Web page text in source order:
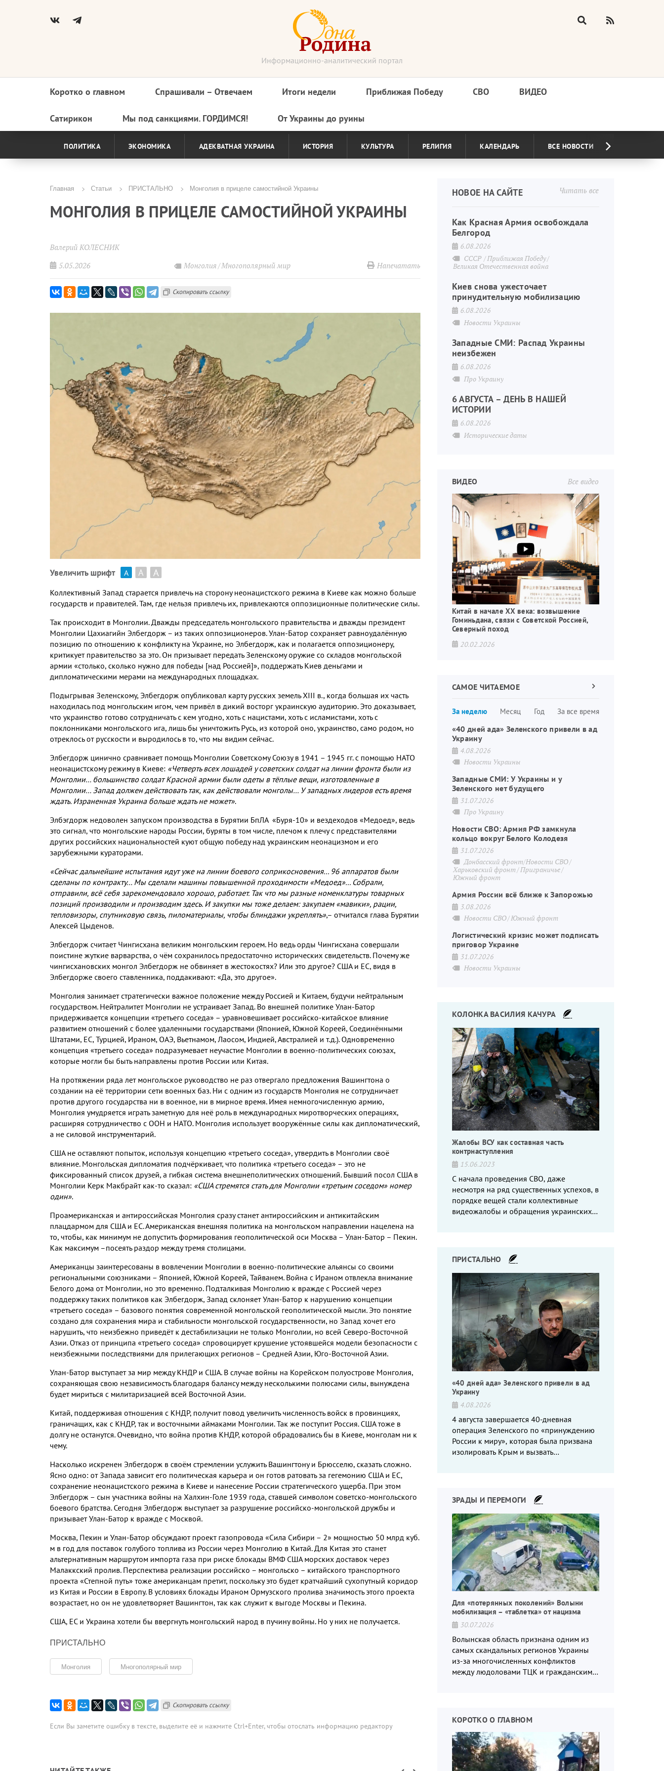
Информационно-аналитический портал
Основная
навигация
Коротко о главном Спрашивали – Отвечаем Итоги недели Приближая Победу СВО ВИДЕО
Сатирикон Мы под санкциями. ГОРДИМСЯ! От Украины до руины
ПОЛИТИКА ЭКОНОМИКА АДЕКВАТНАЯ УКРАИНА ИСТОРИЯ КУЛЬТУРА РЕЛИГИЯ КАЛЕНДАРЬ ВСЕ НОВОСТИ
Строка
навигации
Главная Статьи ПРИСТАЛЬНО Монголия в прицеле самостийной Украины
МОНГОЛИЯ В ПРИЦЕЛЕ САМОСТИЙНОЙ УКРАИНЫ
Валерий КОЛЕСНИК
5.05.2026
Монголия Многополярный мир Напечатать
Скопировать ссылку
Увеличить шрифт А А А
Коллективный Запад старается привлечь на сторону неонацистского режима в Киеве как можно больше
государств и правителей.Там, где нельзя привлечь их, привлекаются оппозиционные политические силы.
Так происходит в Монголии. Дважды председатель монгольского правительства и дважды президент
Монголии Цахиагийн Элбегдорж – из таких оппозиционеров.Улан-Батор сохраняет равноудалённую
позицию по отношению к конфликту на Украине, но Элбегдорж, как и полагается оппозиционеру,
критикует правительство за это.Он призывает передать Зеленскому оружие со складов монгольской
армии «столько, сколько нужно для победы [над Россией]», поддержать Киев деньгами и
дипломатическими мерами на международных площадках.
Подыгрывая Зеленскому, Элбегдорж опубликовал карту русских земель XIII в., когда большая их часть
находилась под монгольским игом, чем привёл в дикий восторг украинскую аудиторию.Это доказывает,
что украинство готово сотрудничать с кем угодно, хоть с нацистами, хоть с исламистами, хоть с
поклонниками монгольского ига, лишь бы уничтожить Русь, из которой оно, украинство, само родом, но
отреклось от русскости и выродилось в то, что мы видим сейчас.
Элбегдорж цинично сравнивает помощь Монголии Советскому Союзу в 1941 – 1945 гг.с помощью НАТО
неонацистскому режиму в Киеве: «Четверть всех лошадей у советских солдат на линии фронта были из
Монголии… большинство солдат Красной армии были одеты в тёплые вещи, изготовленные в
Монголии… Запад должен действовать так, как действовали монголы… У западных лидеров есть время
ждать. Израненная Украина больше ждать не может».
Элбэгдорж недоволен запуском производства в Бурятии БпЛА «Буря-10» и вездеходов «Медоед», ведь
это сигнал, что монгольские народы России, буряты в том числе, плечом к плечу с представителями
других российских национальностей куют общую победу над украинским неонацизмом и его
зарубежными кураторами.
«Сейчас дальнейшие испытания идут уже на линии боевого соприкосновения... 96 аппаратов были
сделаны по контракту… Мы сделали машины повышенной проходимости «Медоед»... Собрали,
отправили, всё себя зарекомендовало хорошо, работает. Так что мы разные номенклатуры товарных
позиций производили и производим здесь. И закупки мы тоже делаем: закупаем «мавики», рации,
тепловизоры, спутниковую связь, пиломатериалы, чтобы блиндажи укреплять»,– отчитался глава Бурятии
Алексей Цыденов.
Элбегдорж считает Чингисхана великим монгольским героем. Но ведь орды Чингисхана совершали
поистине жуткие варварства, о чём сохранилось предостаточно исторических свидетельств. Почему же
чингисхановских монгол Элбегдорж не обвиняет в жестокостях? Или это другое? США и ЕС, видя в
Элбегдорже своего ставленника, поддакивают: «Да, это другое».
Монголия занимает стратегически важное положение между Россией и Китаем, будучи нейтральным
государством. Нейтралитет Монголии не устраивает Запад. Во внешней политике Улан-Батор
придерживается концепции «третьего соседа» – уравновешивает российско-китайское влияние
развитием отношений с более удаленными государствами (Японией, Южной Кореей, Соединёнными
Штатами, ЕС, Турцией, Ираном, ОАЭ, Вьетнамом, Лаосом, Индией,Австралией и т.д.).Одновременно
концепция «третьего соседа» подразумевает неучастие Монголии в военно-политических союзах,
которые могли бы быть направлены против России или Китая.
На протяжении ряда лет монгольское руководство не раз отвергало предложения Вашингтона о
создании на её территории сети военных баз. Ни с одним из государств Монголия не сотрудничает
против другого государства ни в военное, ни в мирное время. Имея немногочисленную армию,
Монголия умудряется играть заметную для неё роль в международных миротворческих операциях,
расширяя сотрудничество с ООН и НАТО. Монголия использует вооружённые силы как дипломатический,
а не силовой инструментарий.
США не оставляют попыток, используя концепцию «третьего соседа», утвердить в Монголии своё
влияние. Монгольская дипломатия подчёркивает, что политика «третьего соседа» – это не
фиксированный список друзей, а гибкая система внешнеполитических отношений. Бывший посол США в
Монголии Керк Макбрайт как-то сказал: «США стремятся стать для Монголии «третьим соседом» номер
один».
Проамериканская и антироссийская Монголия сразу станет антироссийским и антикитайским
плацдармом для США и ЕС.Американская внешняя политика на монгольском направлении нацелена на
то, чтобы, как минимум не допустить формирования геополитической оси Москва – Улан-Батор – Пекин.
Как максимум –посеять раздор между тремя столицами.
Американцы заинтересованы в вовлечении Монголии в военно-политические альянсы со своими
региональными союзниками – Японией, Южной Кореей, Тайванем. Война с Ираном отвлекла внимание
Белого дома от Монголии, но это временно. Подталкивая Монголию к вражде с Россией через
поддержку таких политиков как Элбегдорж, Запад склоняет Улан-Батор к нарушению концепции
«третьего соседа» – базового понятия современной монгольской геополитической мысли.Это понятие
создано для сохранения мира и стабильности монгольской государственности, но Запад хочет его
нарушить, что неизбежно приведёт к дестабилизации не только Монголии, но всей Северо-Восточной
Азии.Отказ от принципа «третьего соседа» спровоцирует крушение устоявшейся модели безопасности с
неизбежными последствиями для прилегающих регионов – Средней Азии, Юго-Восточной Азии.
Улан-Батор выступает за мир между КНДР и США. В случае войны на Корейском полуострове Монголия,
сохраняющая свою независимость благодаря балансу между несколькими полюсами силы, вынуждена
будет мириться с милитаризацией всей Восточной Азии.
Китай, поддерживая отношения с КНДР, получит повод увеличить численность войск в провинциях,
граничащих, как с КНДР, так и восточными аймаками Монголии.Так же поступит Россия. США тоже в
долгу не останутся.Очевидно, что война против КНДР, которой обрадовались бы в Киеве, монголам ни к
чему.
Насколько искренен Элбегдорж в своём стремлении услужить Вашингтону и Брюсселю, сказать сложно.
Ясно одно: от Запада зависит его политическая карьера и он готов ратовать за гегемонию США и ЕС,
сохранение неонацистского режима в Киеве и нанесение России стратегического ущерба. При этом
Элбегдорж – сын участника войны на Халхин-Голе 1939 года, ставшей символом советско-монгольского
боевого братства. Сегодня Элбегдорж выступает за разрушение российско-монгольской дружбы и
призывает Улан-Батор к вражде с Москвой.
Москва, Пекин и Улан-Батор обсуждают проект газопровода «Сила Сибири – 2» мощностью 50 млрд куб.
м в год для поставок голубого топлива из России через Монголию в Китай. Для Китая это станет
альтернативным маршрутом импорта газа при риске блокады ВМФ США морских доставок через
Малаккский пролив. Перспектива реализации российско – монгольско – китайского транспортного
проекта «Степной путь» тоже американцам претит, поскольку это будет кратчайший сухопутный коридор
из Китая и России в Европу. В условиях блокады Ираном Ормузского пролива значимость этого проекта
возрастает, но он не удовлетворяет Вашингтон, так как служит к выгоде Москвы и Пекина.
США, ЕС и Украина хотели бы ввергнуть монгольский народ в пучину войны. Но у них не получается.
ПРИСТАЛЬНО
Монголия Многополярный мир
Скопировать ссылку
Если Вы заметите ошибку в тексте, выделите её и нажмите Ctrl+Enter, чтобы отослать информацию редактору
Читать все
НОВОЕ НА САЙТЕ
Как Красная Армия освобождала
Белгород
6.08.2026
СССР Приближая Победу
Великая Отечественная война
Киев снова ужесточает
принудительную мобилизацию
6.08.2026
Новости Украины
Западные СМИ: Распад Украины
неизбежен
6.08.2026
Про Украину
6 АВГУСТА – ДЕНЬ В НАШЕЙ
ИСТОРИИ
6.08.2026
Исторические даты
Все видео
ВИДЕО
Китай в начале XX века: возвышение
Гоминьдана, связи с Советской Россией,
Северный поход
20.02.2026
САМОЕ ЧИТАЕМОЕ
За неделю Месяц Год За все времястраниц
Следующая
«40 дней ада» Зеленского привели в ад
Украину
4.08.2026
Новости Украины
Западные СМИ: У Украины и у
Зеленского нет будущего
31.07.2026
Про Украину
Новости СВО: Армия РФ замкнула
кольцо вокруг Белого Колодезя
31.07.2026
Донбасский фронт/Новости СВО
Харьковский фронт Приграничье
Южный фронт
Армия России всё ближе к Запорожью
3.08.2026
Новости СВО Южный фронт
Логистический кризис может подписать
приговор Украине
31.07.2026
Новости Украины
КОЛОНКА ВАСИЛИЯ КАЧУРА
Жалобы ВСУ как составная часть
контрнаступления
15.06.2023
С начала проведения СВО, даже
несмотря на ряд существенных успехов, в
порядке вещей стали коллективные
видеожалобы и обращения украинских
ПРИСТАЛЬНО
«40 дней ада» Зеленского привели в ад
Украину
4.08.2026
4 августа завершается 40-дневная
операция Зеленского по «принуждению
России к миру», которая была призвана
изолировать Крым и вызвать
ЗРАДЫ И ПЕРЕМОГИ
Для «потерянных поколений» Волыни
мобилизация – «таблетка» от нацизма
30.07.2026
Волынская область признана одним из
самых скандальных регионов Украины
из-за многочисленных конфликтов
между людоловами ТЦК и гражданским
КОРОТКО О ГЛАВНОМ